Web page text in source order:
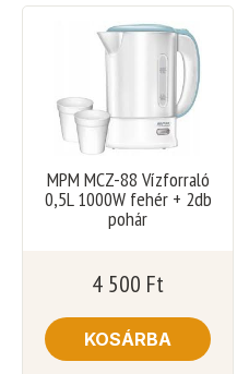
MPM MCZ-88 Vízforraló
0,5L 1000W fehér + 2db
pohár
4 500 Ft
KOSÁRBA